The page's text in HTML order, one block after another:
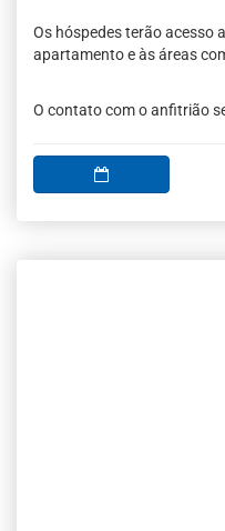
Os hóspedes terão acesso
apartamento e às áreas
O contato com o anfitrião